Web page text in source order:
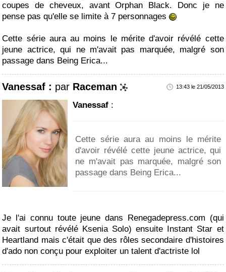
coupes de cheveux, avant Orphan Black. Donc je ne
pense pas qu'elle se limite à 7 personnages
Cette série aura au moins le mérite d'avoir révélé cette
jeune actrice, qui ne m'avait pas marquée, malgré son
passage dans Being Erica...
Vanessaf : par Raceman 13:43 le 21/05/2013
Vanessaf :
Cette série aura au moins le mérite
d'avoir révélé cette jeune actrice, qui
ne m'avait pas marquée, malgré son
passage dans Being Erica...
Je l'ai connu toute jeune dans Renegadepress.com (qui
avait surtout révélé Ksenia Solo) ensuite Instant Star et
Heartland mais c'était que des rôles secondaire d'histoires
d'ado non conçu pour exploiter un talent d'actriste lol